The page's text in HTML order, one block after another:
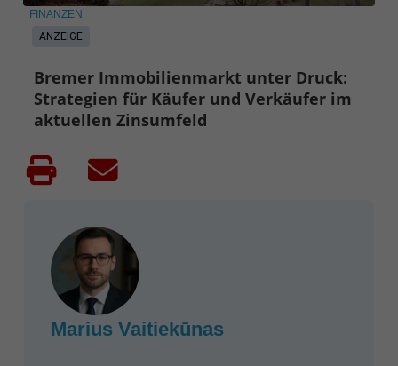
ANZEIGE
FINANZEN
Bremer Immobilienmarkt unter Druck:
Strategien für Käufer und Verkäufer im
aktuellen Zinsumfeld
Marius Vaitiekūnas